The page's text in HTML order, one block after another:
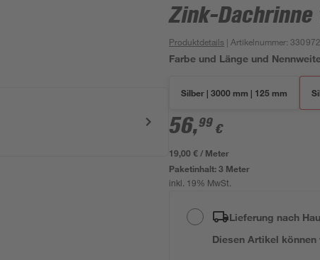
Zink-Dachrinne
Produktdetails | Artikelnummer:
Farbe und Länge und
Silber | 3000 mm | 125 mm
56,99 €
19,00 € / Meter
Paketinhalt:3 Meter
inkl. 19% MwSt.
Lieferung nach
Diesen Artikel